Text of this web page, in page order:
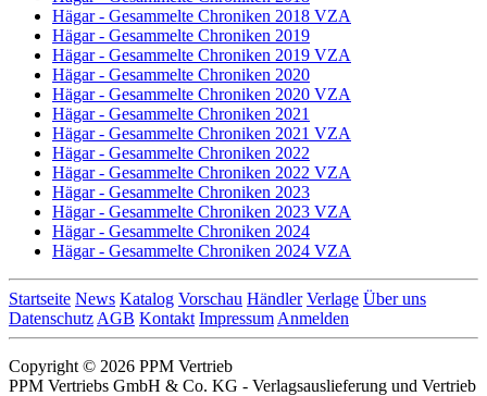
Hägar - Gesammelte Chroniken 2018 VZA
Hägar - Gesammelte Chroniken 2019
Hägar - Gesammelte Chroniken 2019 VZA
Hägar - Gesammelte Chroniken 2020
Hägar - Gesammelte Chroniken 2020 VZA
Hägar - Gesammelte Chroniken 2021
Hägar - Gesammelte Chroniken 2021 VZA
Hägar - Gesammelte Chroniken 2022
Hägar - Gesammelte Chroniken 2022 VZA
Hägar - Gesammelte Chroniken 2023
Hägar - Gesammelte Chroniken 2023 VZA
Hägar - Gesammelte Chroniken 2024
Hägar - Gesammelte Chroniken 2024 VZA
Startseite News Katalog Vorschau Händler Verlage Über uns
Datenschutz AGB Kontakt Impressum Anmelden
Copyright © 2026 PPM Vertrieb
PPM Vertriebs GmbH & Co. KG - Verlagsauslieferung und Vertrieb